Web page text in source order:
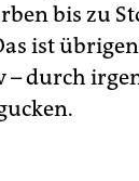
bis zu
ist
– durch